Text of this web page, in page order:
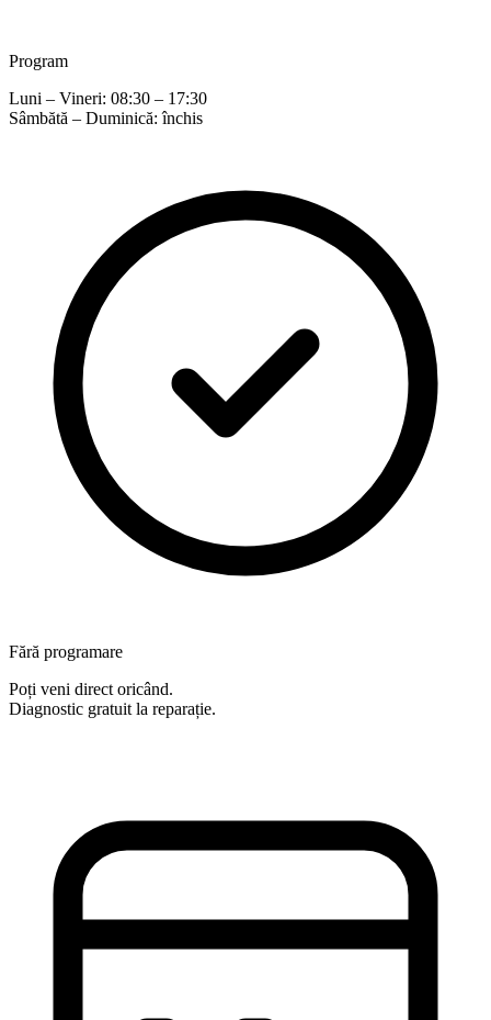
Program
Luni – Vineri: 08:30 – 17:30
Sâmbătă – Duminică: închis
Fără programare
Poți veni direct oricând.
Diagnostic gratuit la reparație.